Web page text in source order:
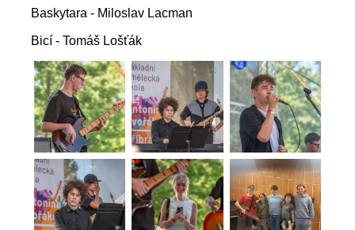
Baskytara - Miloslav Lacman
Bicí - Tomáš Lošťák